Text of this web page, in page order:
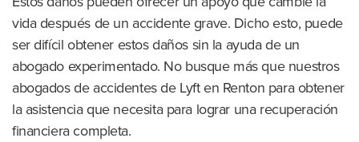
vida después de un accidente grave. Dicho esto, puede
ser difícil obtener estos daños sin la ayuda de un
abogado experimentado. No busque más que nuestros
abogados de accidentes de Lyft en Renton para obtener
la asistencia que necesita para lograr una recuperación
financiera completa.